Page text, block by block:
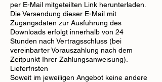
per E-Mail mitgeteilten Link herunterladen.
Die Versendung dieser E-Mail mit
Zugangsdaten zur Ausführung des
Downloads erfolgt innerhalb von 24
Stunden nach Vertragsschluss (bei
vereinbarter Vorauszahlung nach dem
Zeitpunkt Ihrer Zahlungsanweisung).
Lieferfristen
Soweit im jeweiligen Angebot keine andere